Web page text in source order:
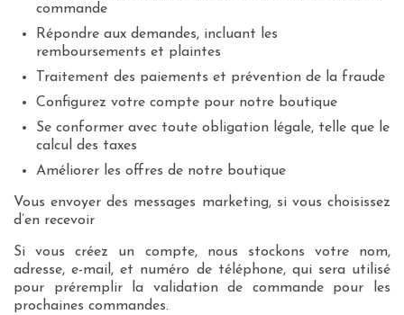
commande
Répondre aux demandes, incluant les
remboursements et plaintes
Traitement des paiements et prévention de la fraude
Configurez votre compte pour notre boutique
Se conformer avec toute obligation légale, telle que le
calcul des taxes
Améliorer les offres de notre boutique
Vous envoyer des messages marketing, si vous choisissez
d’en recevoir
Si vous créez un compte, nous stockons votre nom,
adresse, e-mail, et numéro de téléphone, qui sera utilisé
pour préremplir la validation de commande pour les
prochaines commandes.